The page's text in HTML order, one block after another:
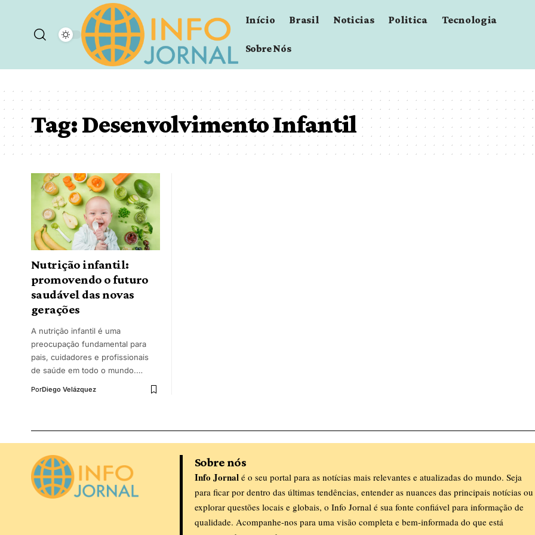
Início Brasil Noticias Politica Tecnologia
Sobre Nós
Tag:Desenvolvimento Infantil
Nutrição infantil:
promovendo o futuro
saudável das novas
gerações
A nutrição infantil é uma
preocupação fundamental para
pais, cuidadores e profissionais
de saúde em todo o mundo.…
PorDiego Velázquez
Sobre nós
Info Jornalé o seu portal para as notícias mais relevantes e atualizadas do mundo. Seja
para ficar por dentro das últimas tendências, entender as nuances das principais notícias ou
explorar questões locais e globais, o Info Jornal é sua fonte confiável para informação de
qualidade. Acompanhe-nos para uma visão completa e bem-informada do que está